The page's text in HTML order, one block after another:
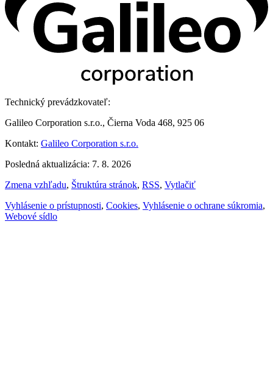
Technický prevádzkovateľ:
Galileo Corporation s.r.o., Čierna Voda 468, 925 06
Kontakt: Galileo Corporation s.r.o.
Posledná aktualizácia: 7. 8. 2026
Zmena vzhľadu, Štruktúra stránok, RSS, Vytlačiť
Vyhlásenie o prístupnosti, Cookies, Vyhlásenie o ochrane súkromia,
Webové sídlo